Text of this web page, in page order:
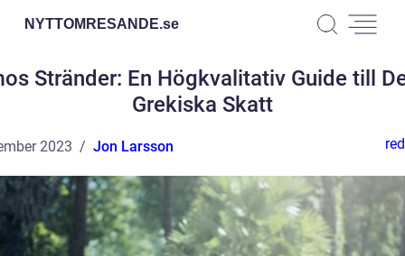
NYTTOMRESANDE.se
Stränder: En Högkvalitativ Guide till
Grekiska Skatt
2023 Jon Larsson